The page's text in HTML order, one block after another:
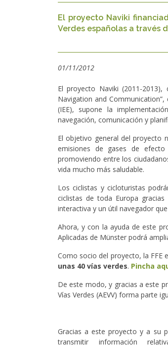
El proyecto Naviki
Verdes españolas a través
01/11/2012
El proyecto Naviki (2011-
Navigation and
(IEE), supone la
navegación, comunicación y
El objetivo general del proyecto
emisiones de gases de efecto
promoviendo entre los
vida mucho más saludable.
Los ciclistas y cicloturistas
ciclistas de toda Europa
interactiva y un útil navegador
Ahora, y con la ayuda de este
Aplicadas de Münster podrá
Como socio del proyecto, la FFE
unas 40 vías verdes. Pincha
De este modo, y gracias a este
Vías Verdes (AEVV) forma parte
Gracias a este proyecto y a su
transmitir información